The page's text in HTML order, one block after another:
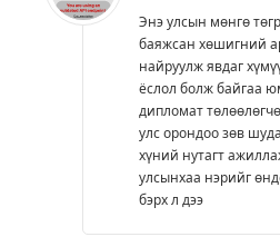
Энэ улсын мөнгө
баяжсан хөшигний
найруулж явдаг
ёслол болж байгаа
дипломат
улс орондоо зөв
хүний нутагт
улсынхаа нэрийг
бэрх л дээ